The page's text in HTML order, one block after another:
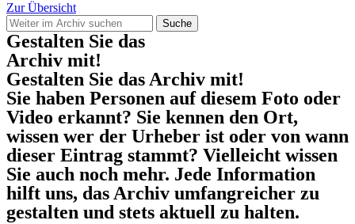
Zur Übersicht
Suche
Gestalten Sie das
Archiv mit!
Gestalten Sie das Archiv mit!
Sie haben Personen auf diesem Foto oder
Video erkannt? Sie kennen den Ort,
wissen wer der Urheber ist oder von wann
dieser Eintrag stammt? Vielleicht wissen
Sie auch noch mehr. Jede Information
hilft uns, das Archiv umfangreicher zu
gestalten und stets aktuell zu halten.